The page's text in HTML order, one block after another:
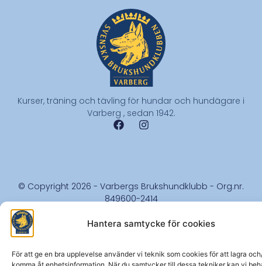
Hantera samtycke för cookies
För att ge en bra upplevelse använder vi teknik som cookies för att lagra
Kurser, träning och tävling för hundar och hundägare i
Varberg , sedan 1942.
© Copyright 2026 - Varbergs Brukshundklubb - Org.nr.
849600-2414